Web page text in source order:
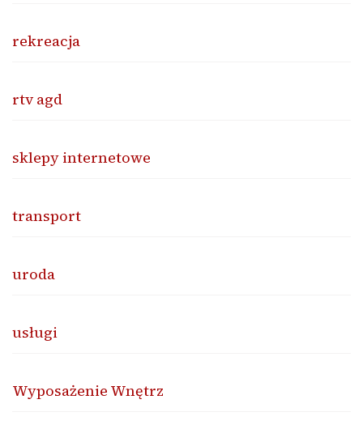
rekreacja
rtv agd
sklepy internetowe
transport
uroda
usługi
Wyposażenie Wnętrz